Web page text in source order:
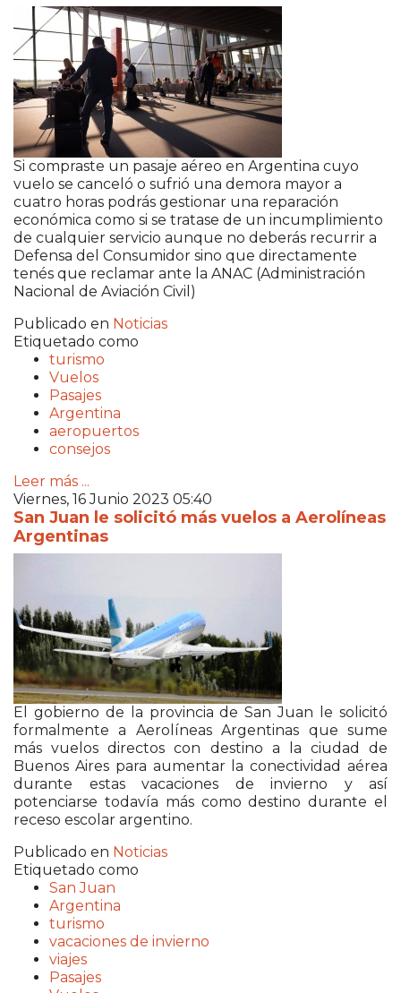
Si compraste un pasaje aéreo en Argentina cuyo
vuelo se canceló o sufrió una demora mayor a
cuatro horas podrás gestionar una reparación
económica como si se tratase de un incumplimiento
de cualquier servicio aunque no deberás recurrir a
Defensa del Consumidor sino que directamente
tenés que reclamar ante la ANAC (Administración
Nacional de Aviación Civil)
Publicado en Noticias
Etiquetado como
turismo
Vuelos
Pasajes
Argentina
aeropuertos
consejos
Leer más ...
Viernes, 16 Junio 2023 05:40
San Juan le solicitó más vuelos a Aerolíneas
Argentinas
El gobierno de la provincia de San Juan le solicitó
formalmente a Aerolíneas Argentinas que sume
más vuelos directos con destino a la ciudad de
Buenos Aires para aumentar la conectividad aérea
durante estas vacaciones de invierno y así
potenciarse todavía más como destino durante el
receso escolar argentino.
Publicado en Noticias
Etiquetado como
San Juan
Argentina
turismo
vacaciones de invierno
viajes
Pasajes